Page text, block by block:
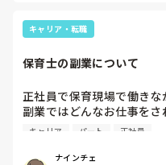
2年後またお会いしましょう
ってなってて、数カ月復職後
2年後お会いしましょう！っ
もう会えないわ！って笑
第一子で復職後妊娠する
考えていていいと思います
キャリア・転職
保育士の副業について
正社員で保育現場で働き
副業ではどんなお仕事を
頻度等教えていただけた
キャリア パート 正社員
ナインチェ